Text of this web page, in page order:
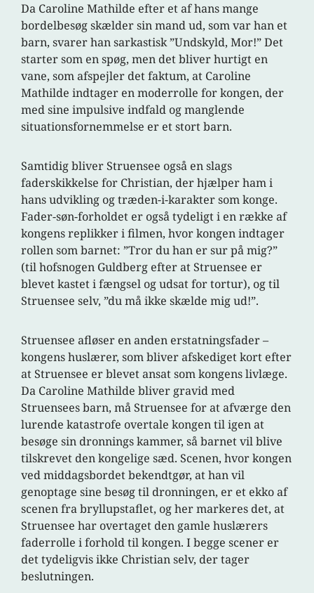
Da Caroline Mathilde efter et af hans mange
bordelbesøg skælder sin mand ud, som var han et
barn, svarer han sarkastisk ”Undskyld, Mor!” Det
starter som en spøg, men det bliver hurtigt en
vane, som afspejler det faktum, at Caroline
Mathilde indtager en moderrolle for kongen, der
med sine impulsive indfald og manglende
situationsfornemmelse er et stort barn.
Samtidig bliver Struensee også en slags
faderskikkelse for Christian, der hjælper ham i
hans udvikling og træden-i-karakter som konge.
Fader-søn-forholdet er også tydeligt i en række af
kongens replikker i filmen, hvor kongen indtager
rollen som barnet: ”Tror du han er sur på mig?”
(til hofsnogen Guldberg efter at Struensee er
blevet kastet i fængsel og udsat for tortur), og til
Struensee selv, ”du må ikke skælde mig ud!”.
Struensee afløser en anden erstatningsfader –
kongens huslærer, som bliver afskediget kort efter
at Struensee er blevet ansat som kongens livlæge.
Da Caroline Mathilde bliver gravid med
Struensees barn, må Struensee for at afværge den
lurende katastrofe overtale kongen til igen at
besøge sin dronnings kammer, så barnet vil blive
tilskrevet den kongelige sæd. Scenen, hvor kongen
ved middagsbordet bekendtgør, at han vil
genoptage sine besøg til dronningen, er et ekko af
scenen fra bryllupstaflet, og her markeres det, at
Struensee har overtaget den gamle huslærers
faderrolle i forhold til kongen. I begge scener er
det tydeligvis ikke Christian selv, der tager
beslutningen.